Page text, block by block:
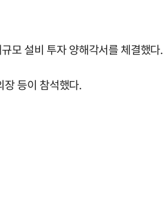
모 설비 투자 양해각서를 체결했다.
등이 참석했다.